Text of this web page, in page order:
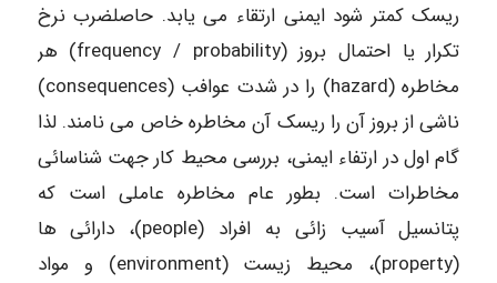
ریسک کمتر شود ایمنی ارتقاء می یابد. حاصلضرب نرخ
تکرار یا احتمال بروز (frequency / probability) هر
مخاطره (hazard) را در شدت عوافب (consequences)
ناشی از بروز آن را ریسک آن مخاطره خاص می نامند. لذا
گام اول در ارتفاء ایمنی، بررسی محیط کار جهت شناسائی
مخاطرات است. بطور عام مخاطره عاملی است که
پتانسیل آسیب زائی به افراد (people)، دارائی ها
(property)، محیط زیست (environment) و مواد